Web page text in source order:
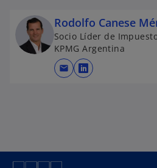
Rodolfo Canese
Socio Líder de
KPMG Argentina
mail
s